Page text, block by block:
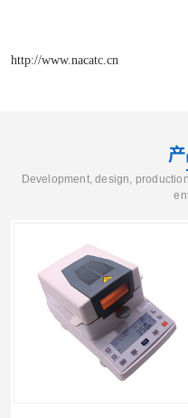
http://www.nacatc.cn
Development, design,